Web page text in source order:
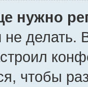
нужно
делать.
чтобы